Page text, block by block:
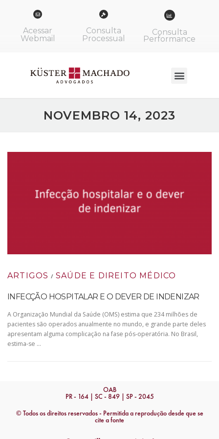
Acessar
Webmail
Consulta
Processual
Consulta
Performance
NOVEMBRO 14, 2023
ARTIGOS /SAÚDE E DIREITO MÉDICO
INFECÇÃO HOSPITALAR E O DEVER DE INDENIZAR
A Organização Mundial da Saúde (OMS) estima que 234 milhões de
pacientes são operados anualmente no mundo, e grande parte deles
apresentam alguma complicação na fase pós-operatória. No Brasil,
estima-se …
OAB
PR - 164 | SC - 849 | SP - 2045
© Todos os direitos reservados - Permitida a reprodução desde que se
cite a fonte